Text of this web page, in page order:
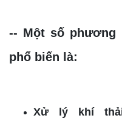
-- Một số
phổ biến là:
Xử lý khí